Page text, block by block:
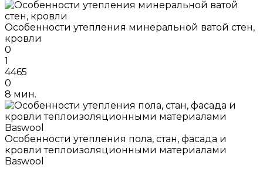
Особенности утепления минеральной ватой стен,
кровли
0
1
4465
0
8 мин.
Особенности утепления пола, стан, фасада и
кровли теплоизоляционными материалами
Baswool